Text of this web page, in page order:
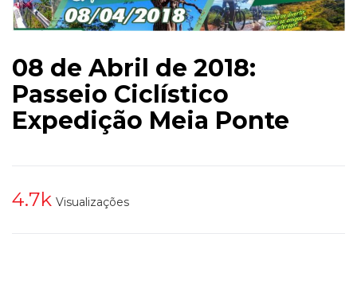
08 de Abril de 2018:
Passeio Ciclístico
Expedição Meia Ponte
4.7k Visualizações